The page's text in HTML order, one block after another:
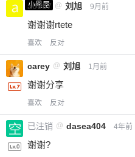
小黑屋
a0987 @ 刘旭 9月前
谢谢谢rtete
喜欢 反对
carey @ 刘旭 1月前
谢谢分享
喜欢 反对
已注销 @ dasea404 4年前
谢谢?